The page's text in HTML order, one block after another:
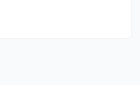
et spiritueux baltes.